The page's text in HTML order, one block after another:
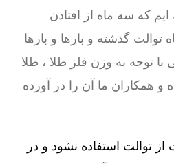
که سه ماه از افتادن
توالت گذشته و بارها و بارها
با توجه به وزن فلز طلا ، طلا
همکاران ما آن را در آورده
توالت استفاده نشود و در